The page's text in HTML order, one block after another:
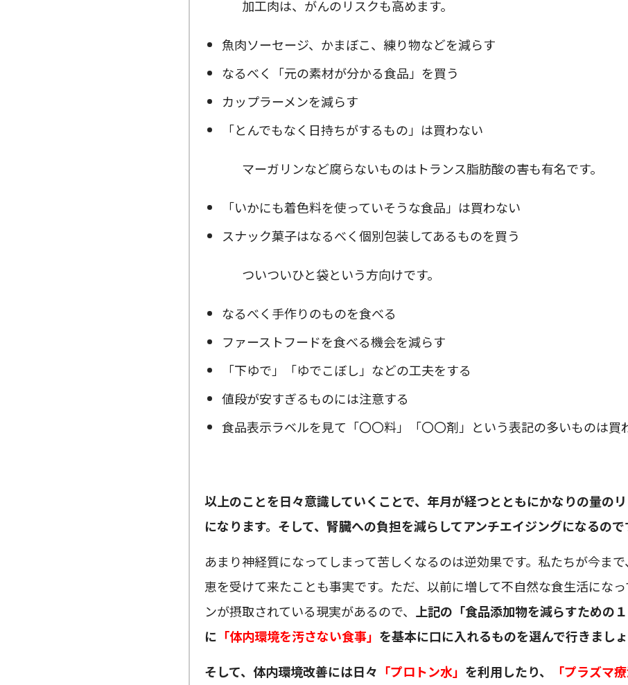
加工肉は、がんのリスクも高めます。
魚肉ソーセージ、かまぼこ、練り物などを減らす
なるべく「元の素材が分かる食品」を買う
カップラーメンを減らす
「とんでもなく日持ちがするもの」は買わない
マーガリンなど腐らないものはトランス脂肪酸の害も有名です。
「いかにも着色料を使っていそうな食品」は買わない
スナック菓子はなるべく個別包装してあるものを買う
ついついひと袋という方向けです。
なるべく手作りのものを食べる
ファーストフードを食べる機会を減らす
「下ゆで」「ゆでこぼし」などの工夫をする
値段が安すぎるものには注意する
食品表示ラベルを見て「〇〇料」「〇〇剤」という表記の多いものは買
以上のことを日々意識していくことで、年月が経つとともにかなりの量の
になります。そして、腎臓への負担を減らしてアンチエイジングになるので
あまり神経質になってしまって苦しくなるのは逆効果です。私たちが今ま
恵を受けて来たことも事実です。ただ、以前に増して不自然な食生活にな
ンが摂取されている現実があるので、 上記の「食品添加物を減らすための
に 「体内環境を汚さない食事」 を基本に口に入れるものを選んで行きましょ
そして、体内環境改善には日々 「プロトン水」 を利用したり、
「プラズマ